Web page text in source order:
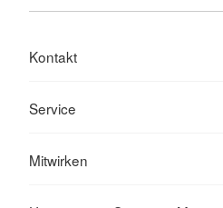
Kontakt
Service
Mitwirken